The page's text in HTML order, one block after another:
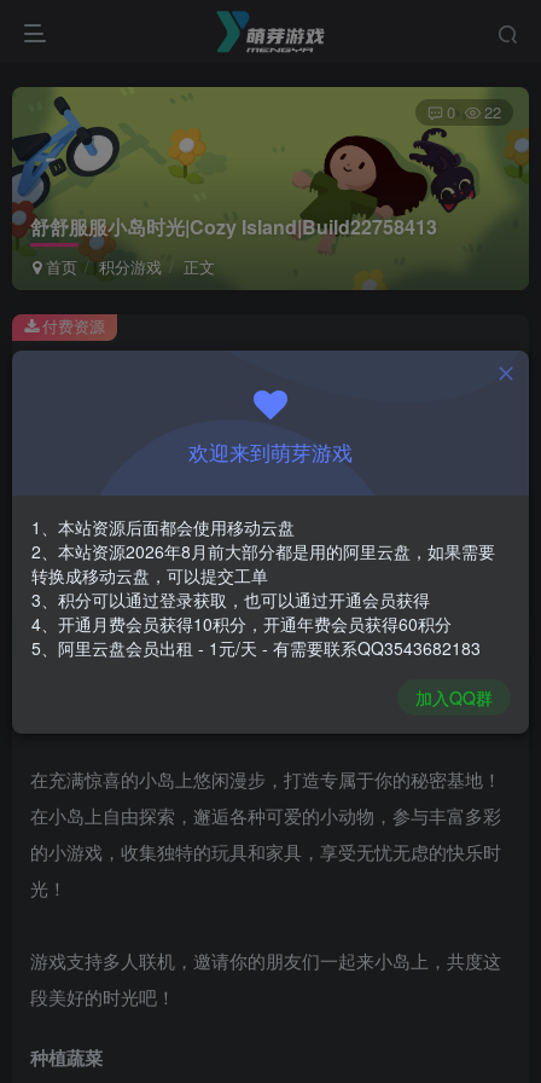
舒舒服服小岛时光|Cozy Island|Build22758413
首页 积分游戏 正文
0 22
此内容为付费资源，请付费后查看
1积分
安装包大小
203 MB
游戏本体大小
付费资源
关注 私信
在充满惊喜的小岛上悠闲漫步，打造专属于你的秘密基地！
在小岛上自由探索，邂逅各种可爱的小动物，参与丰富多彩
的小游戏，收集独特的玩具和家具，享受无忧无虑的快乐时
光！
游戏支持多人联机，邀请你的朋友们一起来小岛上，共度这
段美好的时光吧！
种植蔬菜
欢迎来到萌芽游戏
1、本站资源后面都会使用移动云盘
2、本站资源2026年8月前大部分都是用的阿里云盘，如果需要
转换成移动云盘，可以提交工单
3、积分可以通过登录获取，也可以通过开通会员获得
4、开通月费会员获得10积分，开通年费会员获得60积分
5、阿里云盘会员出租 - 1元/天 - 有需要联系QQ3543682183
加入QQ群